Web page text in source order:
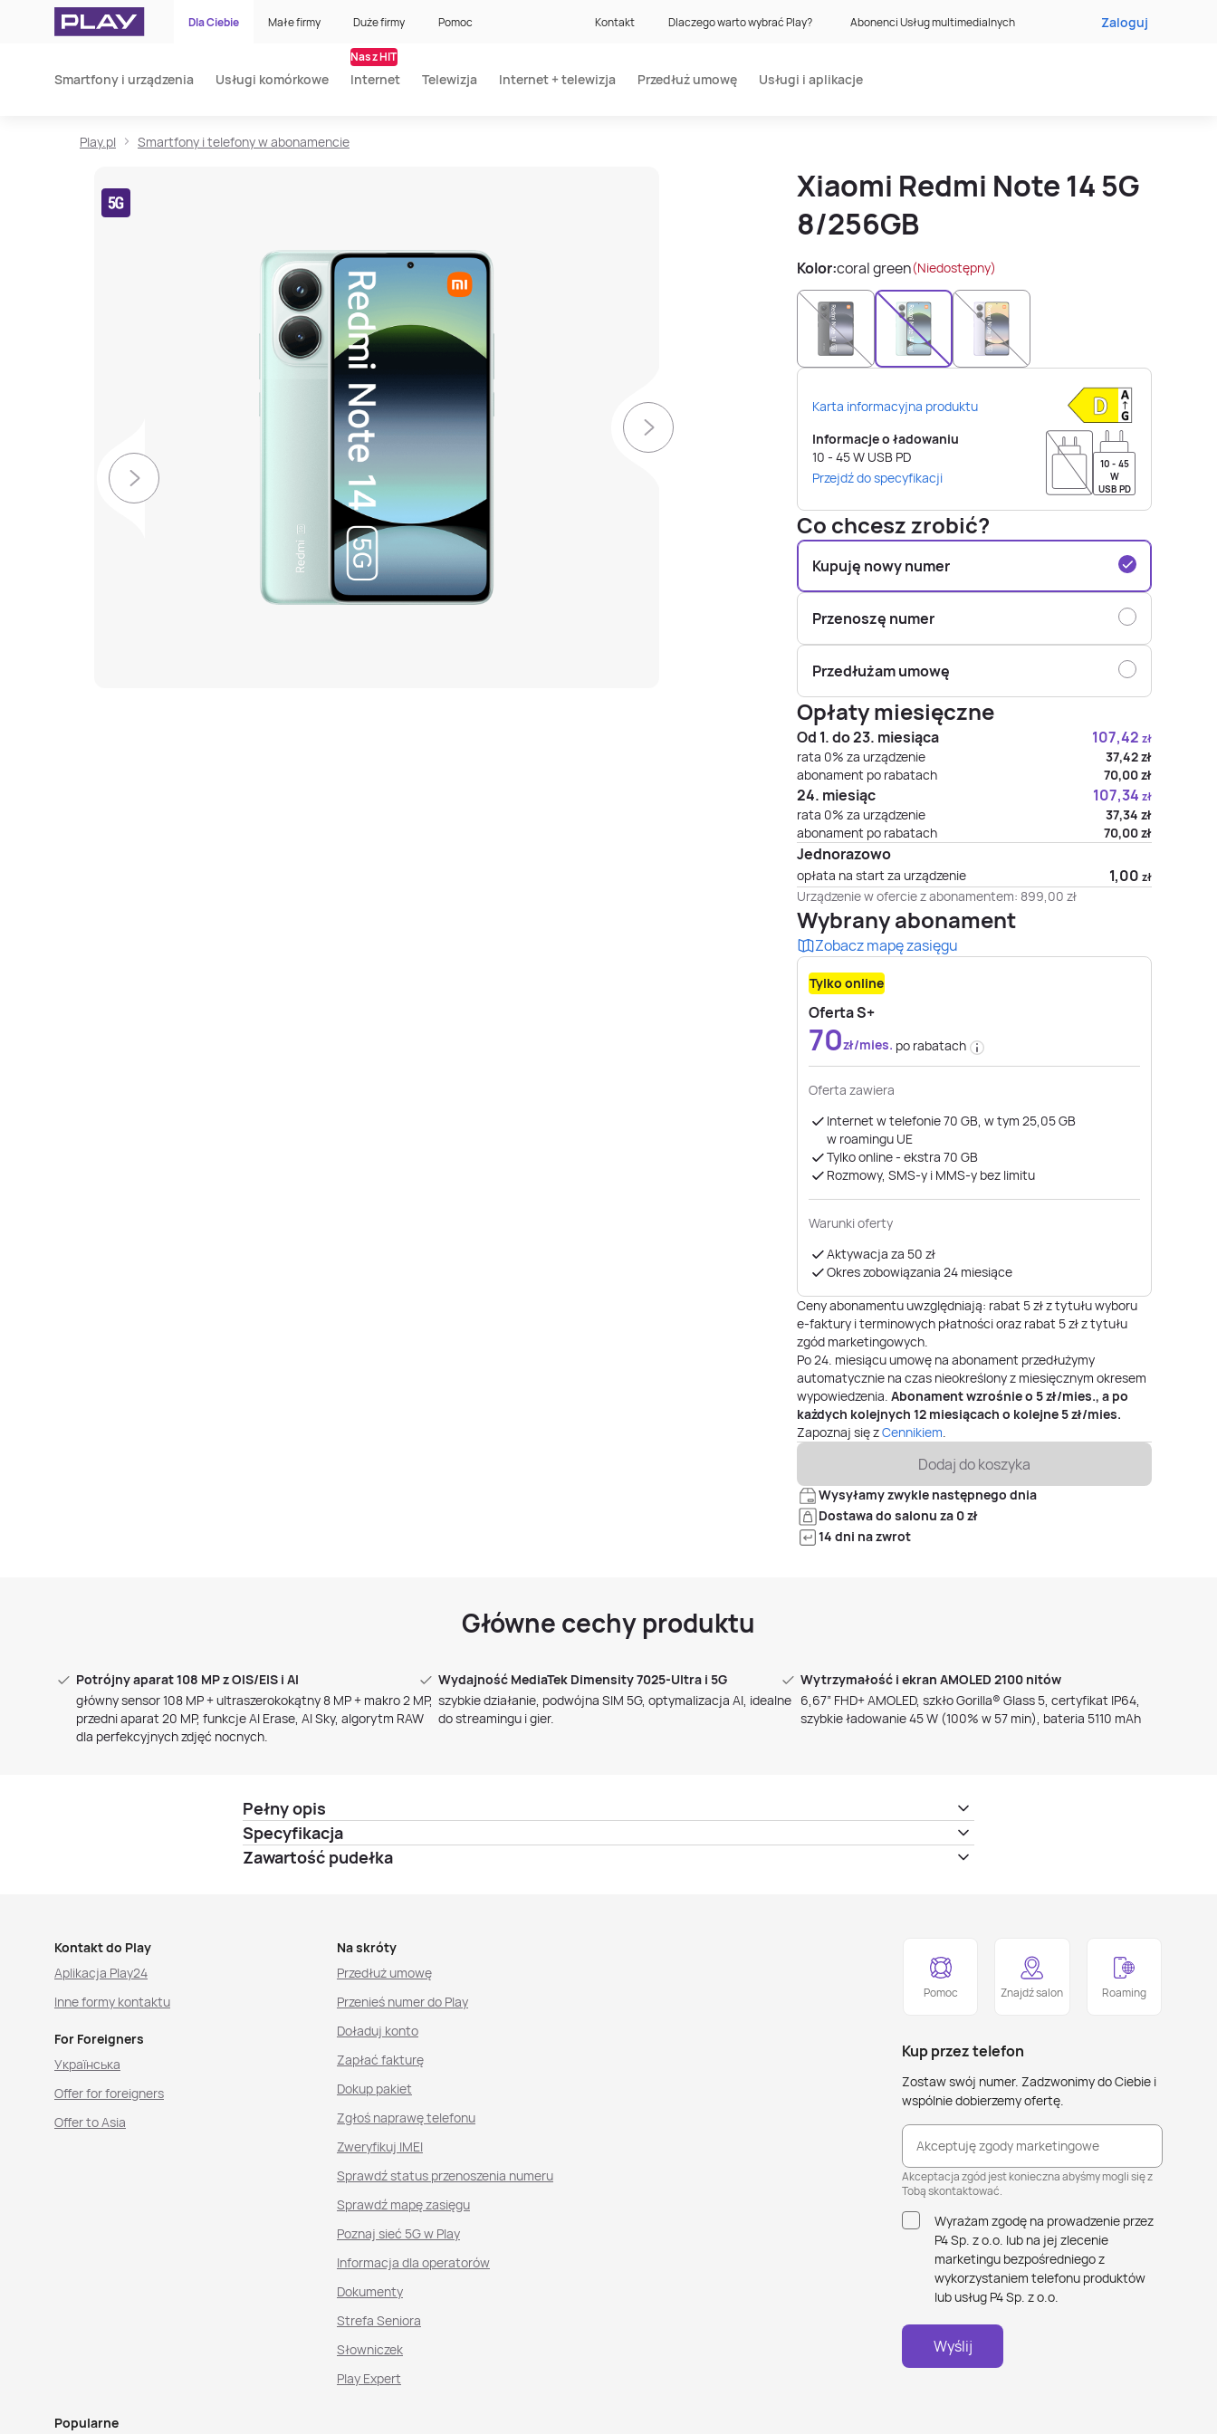
Dla Ciebie Małe firmy Duże firmy Pomoc Kontakt Dlaczego warto wybrać Play? Abonenci Usług multimedialnych Zaloguj
Smartfony i urządzenia Usługi komórkowe Internet
Nasz HIT
Telewizja Internet + telewizja Przedłuż umowę Usługi i aplikacje
Play.pl Smartfony i telefony w abonamencie
Xiaomi Redmi Note 14 5G
8/256GB
Kolor:coral green(Niedostępny)
Karta informacyjna produktu
Informacje o ładowaniu
10 - 45W USB PD
Przejdź do specyfikacji
10 - 45
W
USB PD
Co chcesz zrobić?
Kupuję nowy numer
Przenoszę numer
Przedłużam umowę
Opłaty miesięczne
Od 1. do 23. miesiąca 107,42 zł
rata 0% za urządzenie 37,42zł
abonament po rabatach
70,00zł
24. miesiąc 107,34 zł
rata 0% za urządzenie 37,34 zł
abonament po rabatach
70,00zł
Jednorazowo
opłata na start za urządzenie 1,00 zł
Urządzenie w ofercie z abonamentem: 899,00 zł
Wybrany abonament
Zobacz mapę zasięgu
Tylko online
Oferta S+
70zł/mies. po rabatach
Oferta zawiera
Internet w telefonie 70 GB, w tym 25,05 GB
w roamingu UE
Tylko online - ekstra 70 GB
Rozmowy, SMS-y i MMS-y bez limitu
Warunki oferty
Aktywacja za 50 zł
Okres zobowiązania 24 miesiące
Ceny abonamentu uwzględniają: rabat 5 zł z tytułu wyboru
e-faktury i terminowych płatności oraz rabat 5 zł z tytułu
zgód marketingowych.
Po24. miesiącu umowę na abonament przedłużymy
automatycznie na czas nieokreślony z miesięcznym okresem
wypowiedzenia. Abonament wzrośnie o 5zł/mies., a po
każdych kolejnych 12 miesiącach o kolejne5zł/mies.
Zapoznaj się zCennikiem.
Dodaj do koszyka
Wysyłamy zwykle następnego dnia
Dostawa do salonu za 0 zł
14 dni na zwrot
Główne cechy produktu
Potrójny aparat 108 MP z OIS/EIS i AI
główny sensor 108 MP + ultraszerokokątny 8 MP + makro 2 MP,
przedni aparat 20 MP, funkcje AI Erase, AI Sky, algorytm RAW
dla perfekcyjnych zdjęć nocnych.
Wydajność MediaTek Dimensity 7025-Ultra i 5G
szybkie działanie, podwójna SIM 5G, optymalizacja AI, idealne
do streamingu i gier.
Wytrzymałość i ekran AMOLED 2100 nitów
6,67” FHD+ AMOLED, szkło Gorilla® Glass 5, certyfikat IP64,
szybkie ładowanie 45 W (100% w 57 min), bateria 5110 mAh
Pełny opis
Specyfikacja
Zawartość pudełka
Kontakt do Play
Aplikacja Play24
Inne formy kontaktu
For Foreigners
Українська
Offer for foreigners
Offer to Asia
Na skróty
Przedłuż umowę
Przenieś numer do Play
Doładuj konto
Zapłać fakturę
Dokup pakiet
Zgłoś naprawę telefonu
Zweryfikuj IMEI
Sprawdź status przenoszenia numeru
Sprawdź mapę zasięgu
Poznaj sieć 5G w Play
Informacja dla operatorów
Dokumenty
Strefa Seniora
Słowniczek
Play Expert
Popularne
Pomoc Znajdź salon Roaming
Kup przez telefon
Zostaw swój numer. Zadzwonimy do Ciebie i
wspólnie dobierzemy ofertę.
Akceptuję zgody marketingowe
Akceptacja zgód jest konieczna abyśmy mogli się z
Tobą skontaktować.
Wyrażam zgodę na prowadzenie przez
P4 Sp. z o.o. lub na jej zlecenie
marketingu bezpośredniego z
wykorzystaniem telefonu produktów
lub usług P4 Sp. z o.o.
Wyślij